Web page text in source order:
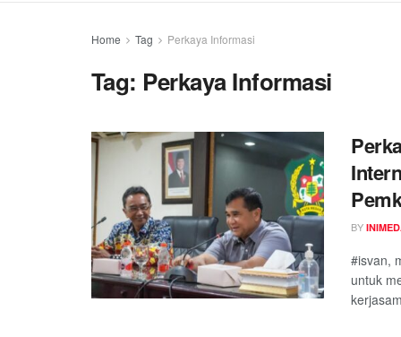
Home Tag Perkaya Informasi
Tag: Perkaya Informasi
BY
#isvan,
untuk